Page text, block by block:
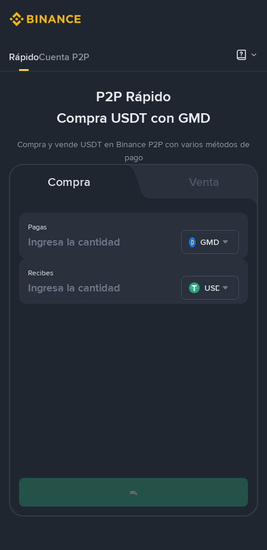
RápidoCuenta P2P
P2P Rápido
Compra USDT con GMD
Compra y vende USDT en Binance P2P con varios métodos de
pago
Compra Venta
Pagas
GMD
Recibes
USDT